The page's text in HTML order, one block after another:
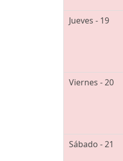
Jueves - 19
Viernes - 20
Sábado - 21